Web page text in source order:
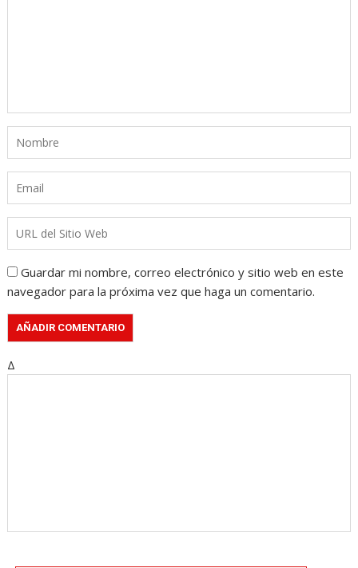
Guardar mi nombre, correo electrónico y sitio web en este
navegador para la próxima vez que haga un comentario.
Δ